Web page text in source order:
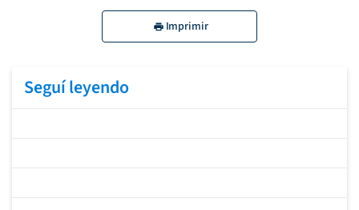
Imprimir
Seguí leyendo